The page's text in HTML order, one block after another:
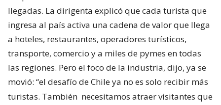
llegadas. La dirigenta explicó que cada turista que
ingresa al país activa una cadena de valor que llega
a hoteles, restaurantes, operadores turísticos,
transporte, comercio y a miles de pymes en todas
las regiones. Pero el foco de la industria, dijo, ya se
movió: “el desafío de Chile ya no es solo recibir más
turistas. También necesitamos atraer visitantes que